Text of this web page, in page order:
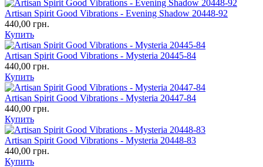
Artisan Spirit Good Vibrations - Evening Shadow 20448-92
440,00 грн.
Купить
Artisan Spirit Good Vibrations - Mysteria 20445-84
440,00 грн.
Купить
Artisan Spirit Good Vibrations - Mysteria 20447-84
440,00 грн.
Купить
Artisan Spirit Good Vibrations - Mysteria 20448-83
440,00 грн.
Купить